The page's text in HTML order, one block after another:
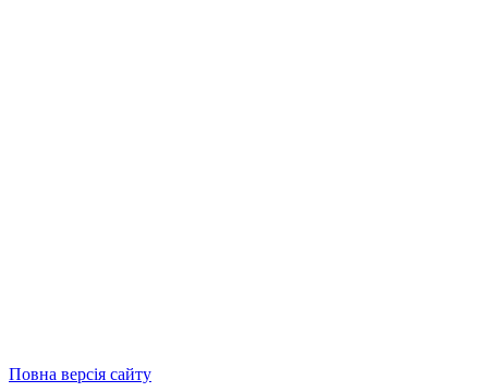
Повна версія сайту